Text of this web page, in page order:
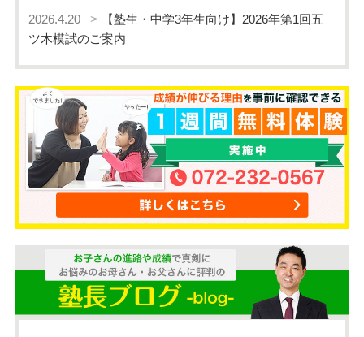
2026.4.20
【塾生・中学3年生向け】2026年第1回五
ツ木模試のご案内